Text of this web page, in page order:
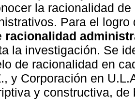
la racionalidad
Para el
racionalidad
la investigación. Se
de racionalidad en
y Corporación en
y constructiva,